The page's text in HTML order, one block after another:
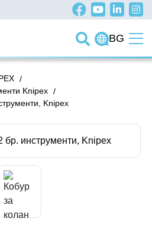
BG
/
/
Knipex
Knipex